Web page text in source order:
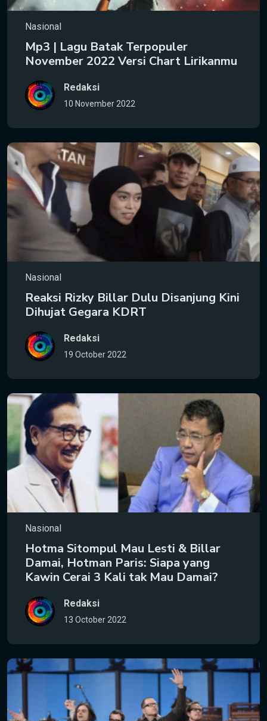
Nasional
Mp3 | Lagu Batak Terpopuler
November 2022 Versi Chart Lirikanmu
Redaksi
10 November 2022
Nasional
Reaksi Rizky Billar Dulu Disanjung Kini
Dihujat Gegara KDRT
Redaksi
19 October 2022
Nasional
Hotma Sitompul Mau Lesti & Billar
Damai, Hotman Paris: Siapa yang
Kawin Cerai 3 Kali tak Mau Damai?
Redaksi
13 October 2022